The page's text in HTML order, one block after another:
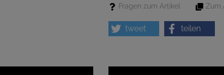
Fragen zum Artikel Zum
tweet teilen